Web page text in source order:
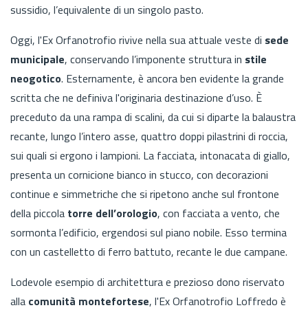
sussidio, l’equivalente di un singolo pasto.
Oggi, l'Ex Orfanotrofio rivive nella sua attuale veste di sede
municipale, conservando l’imponente struttura in stile
neogotico. Esternamente, è ancora ben evidente la grande
scritta che ne definiva l'originaria destinazione d’uso. È
preceduto da una rampa di scalini, da cui si diparte la balaustra
recante, lungo l’intero asse, quattro doppi pilastrini di roccia,
sui quali si ergono i lampioni. La facciata, intonacata di giallo,
presenta un cornicione bianco in stucco, con decorazioni
continue e simmetriche che si ripetono anche sul frontone
della piccola torre dell’orologio, con facciata a vento, che
sormonta l’edificio, ergendosi sul piano nobile. Esso termina
con un castelletto di ferro battuto, recante le due campane.
Lodevole esempio di architettura e prezioso dono riservato
alla comunità montefortese, l'Ex Orfanotrofio Loffredo è